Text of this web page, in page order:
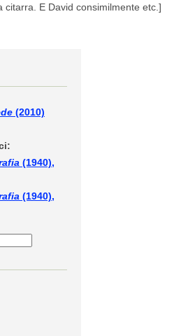
citarra. E David consimilmente etc.]
(2010)
(1940),
(1940),